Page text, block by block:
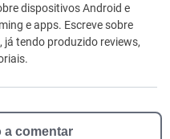
dispositivos Android e
e apps. Escreve sobre
já tendo produzido reviews,
a comentar